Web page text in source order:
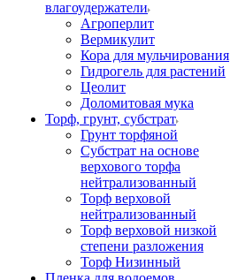
влагоудержатели
Агроперлит
Вермикулит
Кора для мульчирования
Гидрогель для растений
Цеолит
Доломитовая мука
Торф, грунт, субстрат
Грунт торфяной
Субстрат на основе
верхового торфа
нейтрализованный
Торф верховой
нейтрализованный
Торф верховой низкой
степени разложения
Торф Низинный